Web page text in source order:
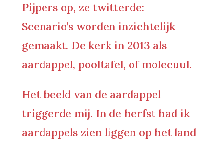
Pijpers op, ze twitterde:
Scenario’s worden inzichtelijk
gemaakt. De kerk in 2013 als
aardappel, pooltafel, of molecuul.
Het beeld van de aardappel
triggerde mij. In de herfst had ik
aardappels zien liggen op het land